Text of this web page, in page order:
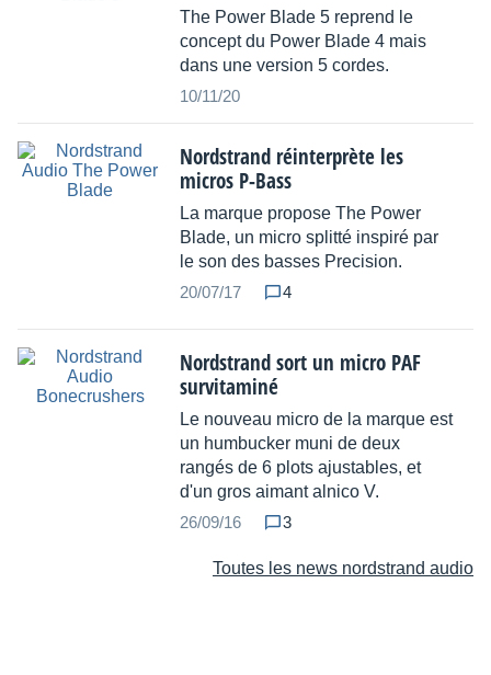
The Power Blade 5 reprend le
concept du Power Blade 4 mais
dans une version 5 cordes.
10/11/20
Nordstrand réinterprète les
micros P-Bass
La marque propose The Power
Blade, un micro splitté inspiré par
le son des basses Precision.
20/07/17
4
Nordstrand sort un micro PAF
survitaminé
Le nouveau micro de la marque est
un humbucker muni de deux
rangés de 6 plots ajustables, et
d'un gros aimant alnico V.
26/09/16
3
Toutes les news nordstrand audio